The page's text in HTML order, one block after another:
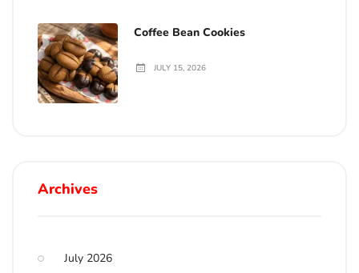
Coffee Bean Cookies
JULY 15, 2026
Archives
July 2026